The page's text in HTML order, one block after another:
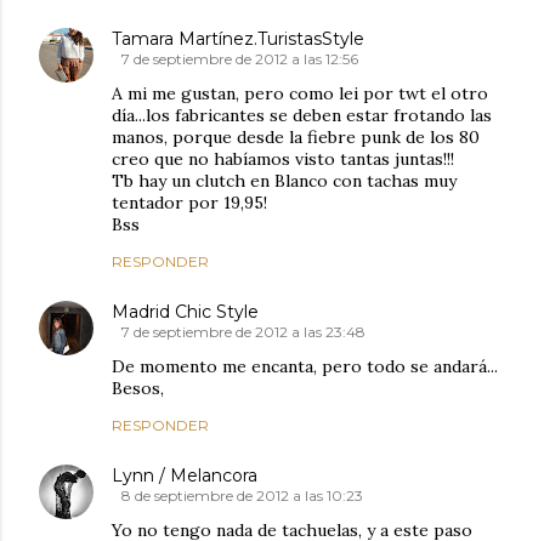
Tamara Martínez.TuristasStyle
7 de septiembre de 2012 a las 12:56
A mi me gustan, pero como lei por twt el otro
día...los fabricantes se deben estar frotando las
manos, porque desde la fiebre punk de los 80
creo que no habíamos visto tantas juntas!!!
Tb hay un clutch en Blanco con tachas muy
tentador por 19,95!
Bss
RESPONDER
Madrid Chic Style
7 de septiembre de 2012 a las 23:48
De momento me encanta, pero todo se andará...
Besos,
RESPONDER
Lynn / Melancora
8 de septiembre de 2012 a las 10:23
Yo no tengo nada de tachuelas, y a este paso